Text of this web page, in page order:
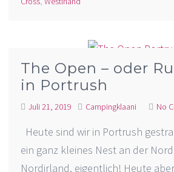
The Open – oder
in Portrush
Juli 21, 2019 Campingklaani No
Heute sind wir in Portrush
ein ganz kleines Nest an der
Nordirland, eigentlich! Heute